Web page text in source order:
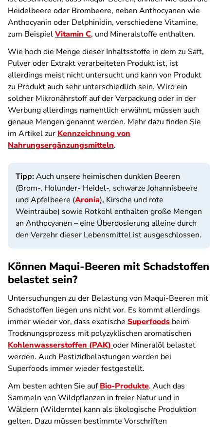
Heidelbeere oder Brombeere, neben Anthocyanen wie
Anthocyanin oder Delphinidin, verschiedene Vitamine,
zum BeispielVitamin C, und Mineralstoffe enthalten.
Wie hoch die Menge dieser Inhaltsstoffe in dem zu Saft,
Pulver oder Extrakt verarbeiteten Produkt ist, ist
allerdings meist nicht untersucht und kann von Produkt
zu Produkt auch sehr unterschiedlich sein. Wird ein
solcher Mikronährstoff auf der Verpackung oder in der
Werbung allerdings namentlich erwähnt, müssen auch
genaue Mengen genannt werden. Mehr dazu finden Sie
im Artikel zur Kennzeichnung von
Nahrungsergänzungsmitteln.
Tipp:Auch unsere heimischen dunklen Beeren
(Brom-, Holunder- Heidel-, schwarze Johannisbeere
und Apfelbeere (Aronia), Kirsche und rote
Weintraube) sowie Rotkohl enthalten große Mengen
an Anthocyanen – eine Überdosierung alleine durch
den Verzehr dieser Lebensmittel ist ausgeschlossen.
Können Maqui-Beeren mit Schadstoffen
belastet sein?
Untersuchungen zu der Belastung von Maqui-Beeren mit
Schadstoffen liegen uns nicht vor. Es kommt allerdings
immer wieder vor, dass exotische Superfoods beim
Trocknungsprozess mit polyzyklischen aromatischen
Kohlenwasserstoffen (PAK) oder Mineralöl belastet
werden. Auch Pestizidbelastungen werden bei
Superfoods immer wieder festgestellt.
Am besten achten Sie aufBio-Produkte. Auch das
Sammeln von Wildpflanzen in freier Natur und in
Wäldern (Wildernte) kann als ökologische Produktion
gelten. Dazu müssen bestimmte Vorschriften